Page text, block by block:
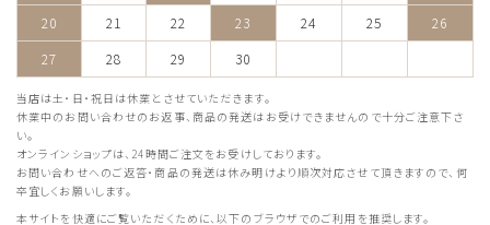
20
21 22 23 24 25
26
27
28 29 30
当店は土・日・祝日は休業とさせていただきます。
休業中のお問い合わせのお返事、商品の発送はお受けできませんので十分ご注意下さ
い。
オンラインショップは、24時間ご注文をお受けしております。
お問い合わせへのご返答・商品の発送は休み明けより順次対応させて頂きますので、何
卒宜しくお願いします。
本サイトを快適にご覧いただくために、以下のブラウザでのご利用を推奨します。